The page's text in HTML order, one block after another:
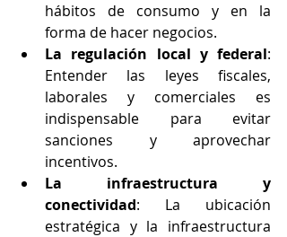
hábitos de consumo y en la
forma de hacer negocios.
La regulación local y federal:
Entender las leyes fiscales,
laborales y comerciales es
indispensable para evitar
sanciones y aprovechar
incentivos.
La infraestructura y
conectividad: La ubicación
estratégica y la infraestructura